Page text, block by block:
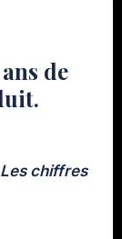
de
Les chiffres